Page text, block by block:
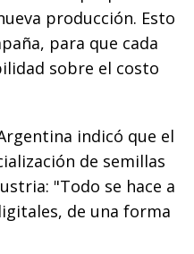
producción. Esto
para que cada
sobre el costo
indicó que el
de semillas
"Todo se hace a
de una forma